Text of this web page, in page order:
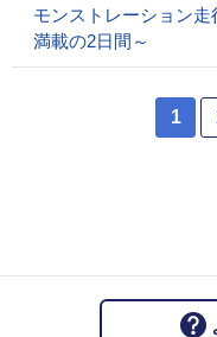
モンストレーション
満載の2日間～
1